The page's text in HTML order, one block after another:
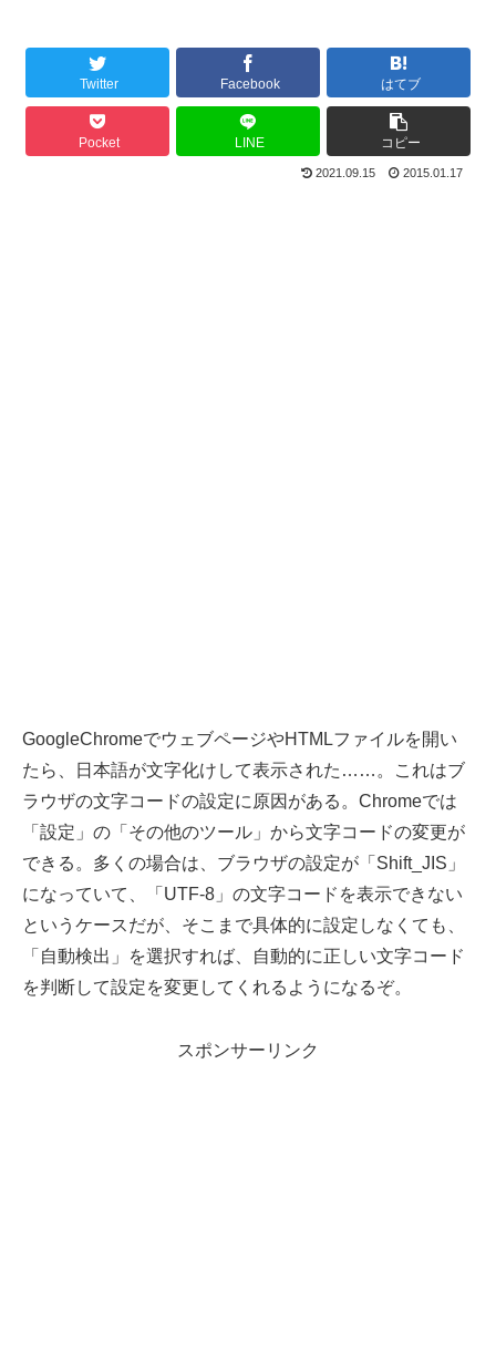
Twitter Facebook はてブ
Pocket LINE コピー
2021.09.15 2015.01.17
GoogleChromeでウェブページやHTMLファイルを開い
たら、日本語が文字化けして表示された……。これはブ
ラウザの文字コードの設定に原因がある。Chromeでは
「設定」の「その他のツール」から文字コードの変更が
できる。多くの場合は、ブラウザの設定が「Shift_JIS」
になっていて、「UTF-8」の文字コードを表示できない
というケースだが、そこまで具体的に設定しなくても、
「自動検出」を選択すれば、自動的に正しい文字コード
を判断して設定を変更してくれるようになるぞ。
スポンサーリンク